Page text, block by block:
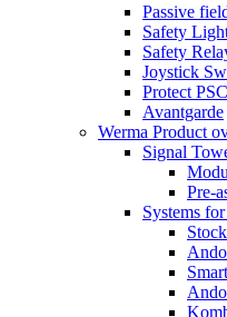
Passive
Safety
Safety
Joystick
Protect
Avantgarde
Werma Product
Signal
Pre-
Systems